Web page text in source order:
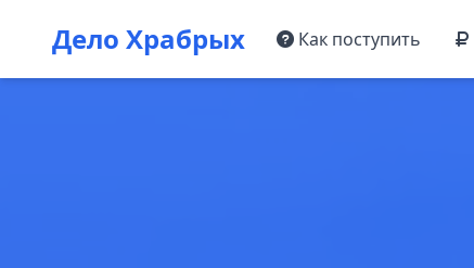
Дело Храбрых Как поступить